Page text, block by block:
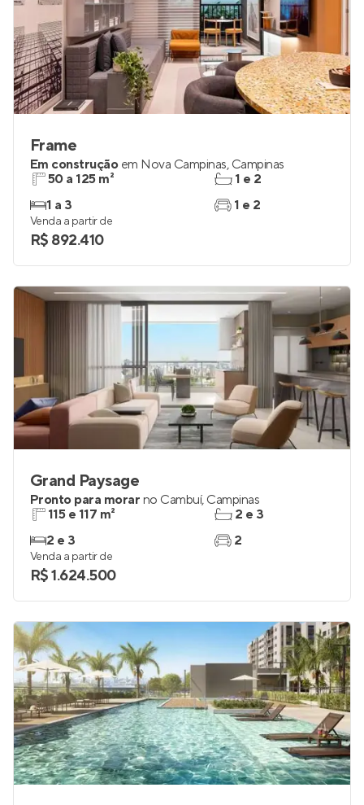
Frame
Em construção em Nova Campinas, Campinas
50 a 125 m²
1 a 3
1 e 2
1 e 2
Venda a partir de
R$ 892.410
Grand Paysage
Pronto para morar no Cambuí, Campinas
115 e 117 m²
2 e 3
2 e 3
2
Venda a partir de
R$ 1.624.500